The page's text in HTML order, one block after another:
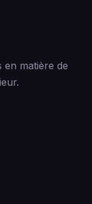
en matière de